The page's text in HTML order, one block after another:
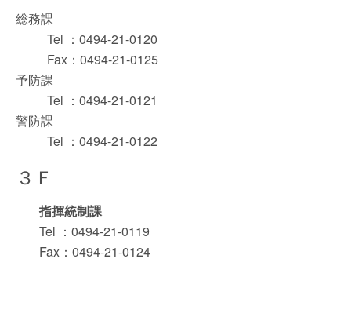
総務課
Tel ：0494-21-0120
Fax：0494-21-0125
予防課
Tel ：0494-21-0121
警防課
Tel ：0494-21-0122
３Ｆ
指揮統制課
Tel ：0494-21-0119
Fax：0494-21-0124